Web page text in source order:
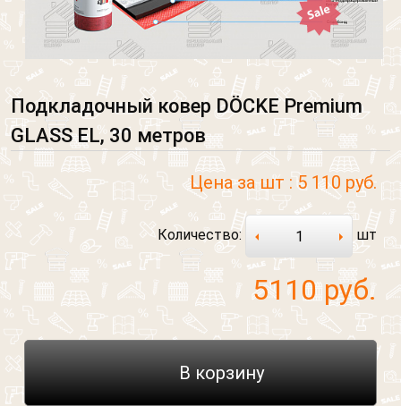
Подкладочный ковер DÖCKE Premium
GLASS EL, 30 метров
Цена за шт : 5 110 руб.
Количество: шт
5110 руб.
В корзину